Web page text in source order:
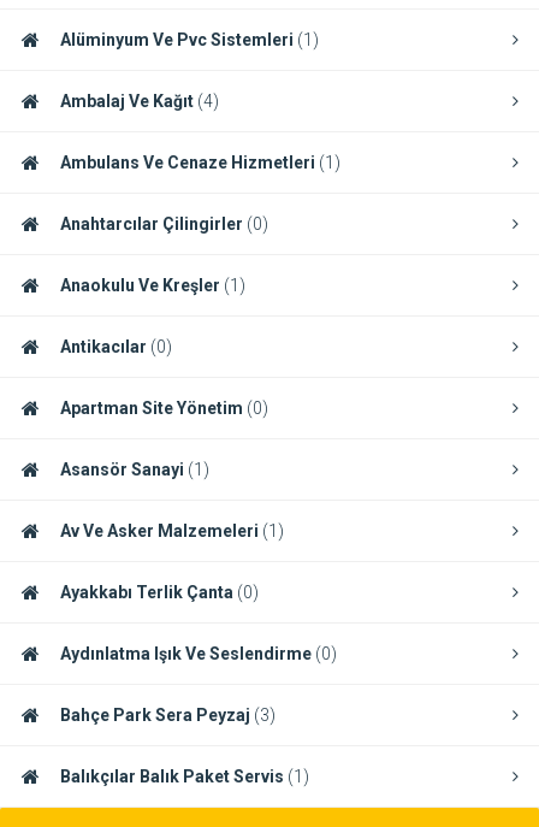
Alüminyum Ve Pvc Sistemleri (1)
Ambalaj Ve Kağıt (4)
Ambulans Ve Cenaze Hizmetleri (1)
Anahtarcılar Çilingirler (0)
Anaokulu Ve Kreşler (1)
Antikacılar (0)
Apartman Site Yönetim (0)
Asansör Sanayi (1)
Av Ve Asker Malzemeleri (1)
Ayakkabı Terlik Çanta (0)
Aydınlatma Işık Ve Seslendirme (0)
Bahçe Park Sera Peyzaj (3)
Balıkçılar Balık Paket Servis (1)